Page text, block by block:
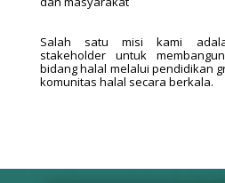
Salah satu misi kami
stakeholder untuk
bidang halal melalui pendidikan
komunitas halal secara berkala.